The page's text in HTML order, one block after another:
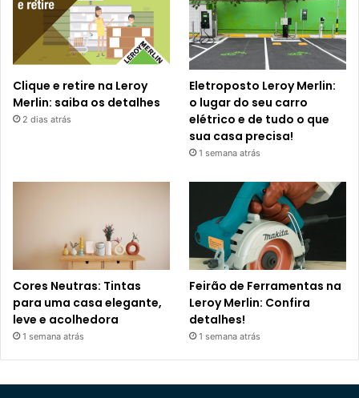
Clique e retire na Leroy
Merlin: saiba os detalhes
2 dias atrás
Eletroposto Leroy Merlin:
o lugar do seu carro
elétrico e de tudo o que
sua casa precisa!
1 semana atrás
Cores Neutras: Tintas
para uma casa elegante,
leve e acolhedora
1 semana atrás
Feirão de Ferramentas na
Leroy Merlin: Confira
detalhes!
1 semana atrás